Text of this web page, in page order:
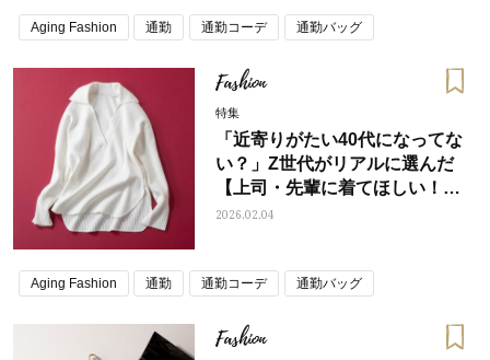
Aging Fashion 通勤 通勤コーデ 通勤バッグ
Fashion
特集
「近寄りがたい40代になってな
い？」Z世代がリアルに選んだ
【上司・先輩に着てほしい！好
印象アイテム】4選
2026.02.04
Aging Fashion 通勤 通勤コーデ 通勤バッグ
Fashion